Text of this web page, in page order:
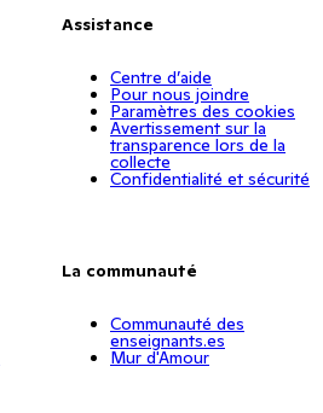
Assistance
Centre d’aide
Pour nous joindre
Paramètres des cookies
Avertissement sur la
transparence lors de la
collecte
Confidentialité et sécurité
La communauté
Communauté des
enseignants.es
Mur d'Amour